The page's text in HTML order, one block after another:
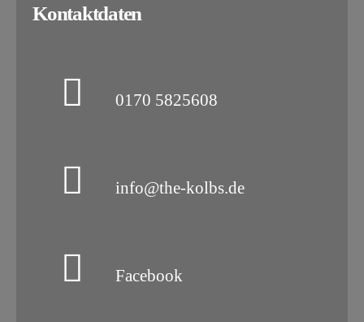
Kontaktdaten
0170 5825608
info@the-kolbs.de
Facebook